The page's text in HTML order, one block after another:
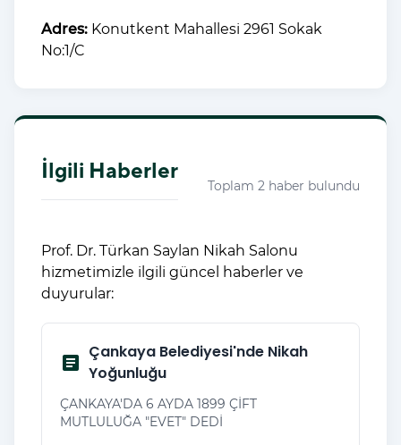
Adres: Konutkent Mahallesi 2961 Sokak
No:1/C
İlgili Haberler
Toplam 2 haber bulundu
Prof. Dr. Türkan Saylan Nikah Salonu
hizmetimizle ilgili güncel haberler ve
duyurular:
article
Çankaya Belediyesi'nde Nikah
Yoğunluğu
ÇANKAYA'DA 6 AYDA 1899 ÇİFT
MUTLULUĞA "EVET" DEDİ